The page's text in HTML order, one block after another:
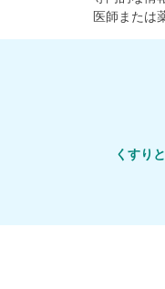
医師または
くすり